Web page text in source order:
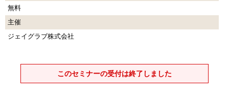
無料
主催
ジェイグラブ株式会社
このセミナーの受付は終了しました